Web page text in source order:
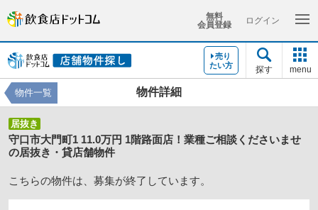
無料
会員登録
ログイン
売り
たい方
探す menu
物件詳細
物件一覧
居抜き
守口市大門町1 11.0万円 1階路面店！業種ご相談くださいませ
の居抜き・貸店舗物件
こちらの物件は、募集が終了しています。